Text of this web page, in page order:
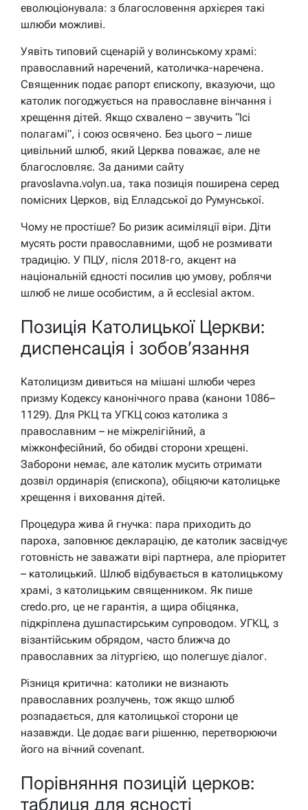
еволюціонувала: з благословення архієрея такі
шлюби можливі.
Уявіть типовий сценарій у волинському храмі:
православний наречений, католичка-наречена.
Священник подає рапорт єпископу, вказуючи, що
католик погоджується на православне вінчання і
хрещення дітей. Якщо схвалено – звучить “Ісі
полагамі”, і союз освячено. Без цього – лише
цивільний шлюб, який Церква поважає, але не
благословляє. За даними сайту
pravoslavna.volyn.ua, така позиція поширена серед
помісних Церков, від Елладської до Румунської.
Чому не простіше? Бо ризик асиміляції віри. Діти
мусять рости православними, щоб не розмивати
традицію. У ПЦУ, після 2018-го, акцент на
національній єдності посилив цю умову, роблячи
шлюб не лише особистим, а й ecclesial актом.
Позиція Католицької Церкви:
диспенсація і зобов’язання
Католицизм дивиться на мішані шлюби через
призму Кодексу канонічного права (канони 1086–
1129). Для РКЦ та УГКЦ союз католика з
православним – не міжрелігійний, а
міжконфесійний, бо обидві сторони хрещені.
Заборони немає, але католик мусить отримати
дозвіл ординарія (єпископа), обіцяючи католицьке
хрещення і виховання дітей.
Процедура жива й гнучка: пара приходить до
пароха, заповнює декларацію, де католик засвідчує
готовність не заважати вірі партнера, але пріоритет
– католицький. Шлюб відбувається в католицькому
храмі, з католицьким священником. Як пише
credo.pro, це не гарантія, а щира обіцянка,
підкріплена душпастирським супроводом. УГКЦ, з
візантійським обрядом, часто ближча до
православних за літургією, що полегшує діалог.
Різниця критична: католики не визнають
православних розлучень, тож якщо шлюб
розпадається, для католицької сторони це
назавжди. Це додає ваги рішенню, перетворюючи
його на вічний covenant.
Порівняння позицій церков:
таблиця для ясності